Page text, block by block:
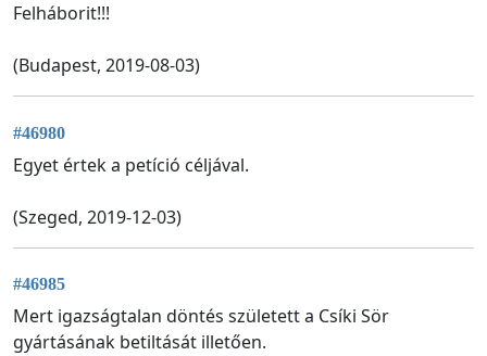
Felháborit!!!
(Budapest, 2019-08-03)
#46980
Egyet értek a petíció céljával.
(Szeged, 2019-12-03)
#46985
Mert igazságtalan döntés született a Csíki Sör
gyártásának betiltását illetően.